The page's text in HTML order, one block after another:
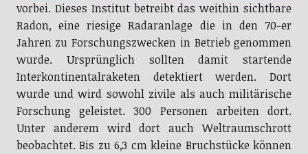
vorbei. Dieses Institut betreibt das weithin sichtbare
Radon, eine riesige Radaranlage die in den 70-er
Jahren zu Forschungszwecken in Betrieb genommen
wurde. Ursprünglich sollten damit startende
Interkontinentalraketen detektiert werden. Dort
wurde und wird sowohl zivile als auch militärische
Forschung geleistet. 300 Personen arbeiten dort.
Unter anderem wird dort auch Weltraumschrott
beobachtet. Bis zu 6,3 cm kleine Bruchstücke können